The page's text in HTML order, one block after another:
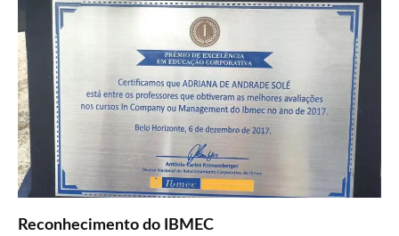
Reconhecimento do IBMEC